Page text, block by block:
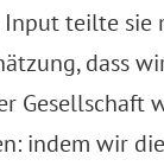
Input teilte sie
dass
Gesellschaft
indem wir